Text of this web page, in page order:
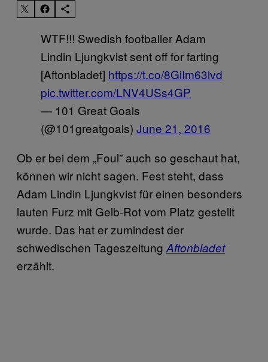
WTF!!! Swedish footballer Adam
Lindin Ljungkvist sent off for farting
[Aftonbladet] https://t.co/8GiIm63lvd
pic.twitter.com/LNV4USs4GP
— 101 Great Goals
(@101greatgoals) June 21, 2016
Ob er bei dem „Foul” auch so geschaut hat,
können wir nicht sagen. Fest steht, dass
Adam Lindin Ljungkvist für einen besonders
lauten Furz mit Gelb-Rot vom Platz gestellt
wurde. Das hat er zumindest der
schwedischen Tageszeitung Aftonbladet
erzählt.